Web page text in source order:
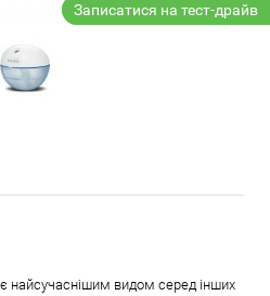
найсучаснішим видом серед інших
Записатися на тест-драйв